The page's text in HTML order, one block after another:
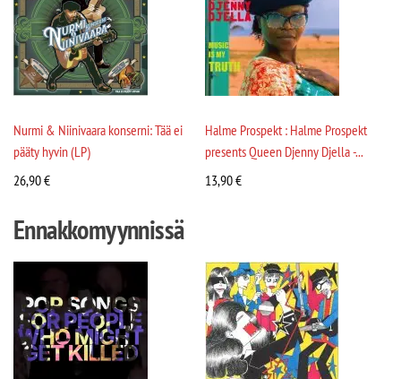
Nurmi & Niinivaara konserni: Tää ei
pääty hyvin (LP)
26,90€
Halme Prospekt : Halme Prospekt
presents Queen Djenny Djella -...
13,90€
Ennakkomyynnissä